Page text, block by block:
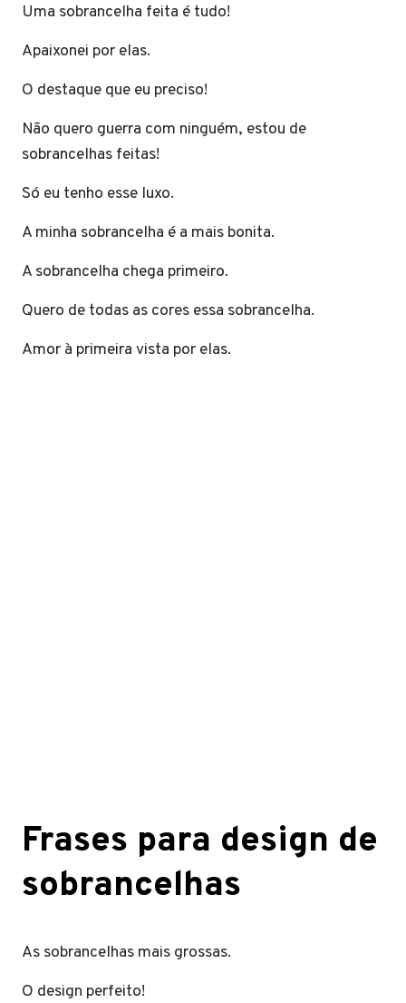
Uma sobrancelha feita é tudo!
Apaixonei por elas.
O destaque que eu preciso!
Não quero guerra com ninguém, estou de
sobrancelhas feitas!
Só eu tenho esse luxo.
A minha sobrancelha é a mais bonita.
A sobrancelha chega primeiro.
Quero de todas as cores essa sobrancelha.
Amor à primeira vista por elas.
Frases para design de
sobrancelhas
As sobrancelhas mais grossas.
O design perfeito!